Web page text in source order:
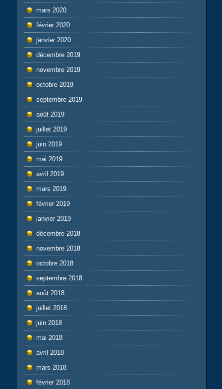
mars 2020
février 2020
janvier 2020
décembre 2019
novembre 2019
octobre 2019
septembre 2019
août 2019
juillet 2019
juin 2019
mai 2019
avril 2019
mars 2019
février 2019
janvier 2019
décembre 2018
novembre 2018
octobre 2018
septembre 2018
août 2018
juillet 2018
juin 2018
mai 2018
avril 2018
mars 2018
février 2018